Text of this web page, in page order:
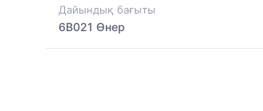
Дайындық бағыты
6B021 Өнер